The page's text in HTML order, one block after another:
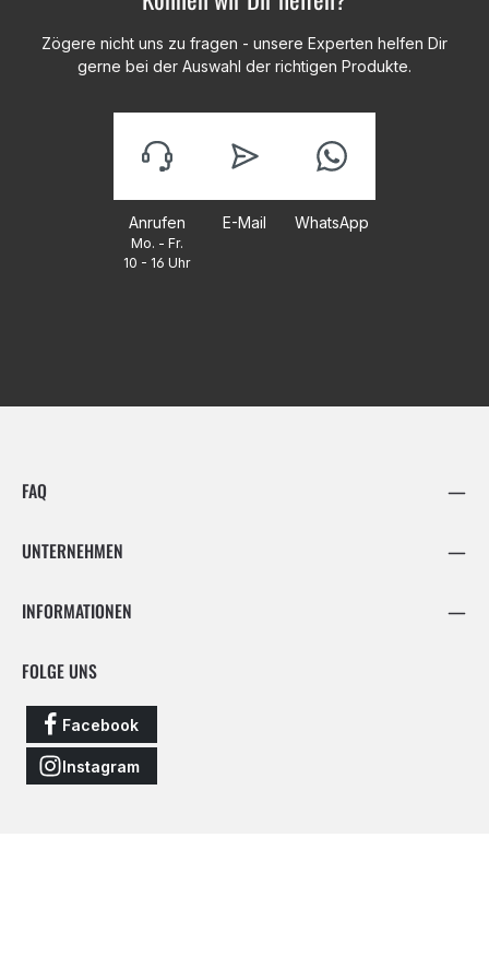
Zögere nicht uns zu fragen - unsere Experten helfen Dir
gerne bei der Auswahl der richtigen Produkte.
Anrufen
Mo. - Fr.
10 - 16 Uhr
E-Mail WhatsApp
FAQ
UNTERNEHMEN
INFORMATIONEN
FOLGE UNS
Facebook
Instagram